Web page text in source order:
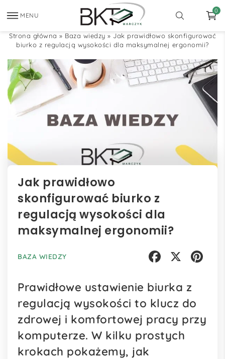
MENU
0
Strona główna » Baza wiedzy » Jak prawidłowo skonfigurować
biurko z regulacją wysokości dla maksymalnej ergonomii?
Jak prawidłowo
skonfigurować biurko z
regulacją wysokości dla
maksymalnej ergonomii?
BAZA WIEDZY
Prawidłowe ustawienie biurka z
regulacją wysokości to klucz do
zdrowej i komfortowej pracy przy
komputerze. W kilku prostych
krokach pokażemy, jak